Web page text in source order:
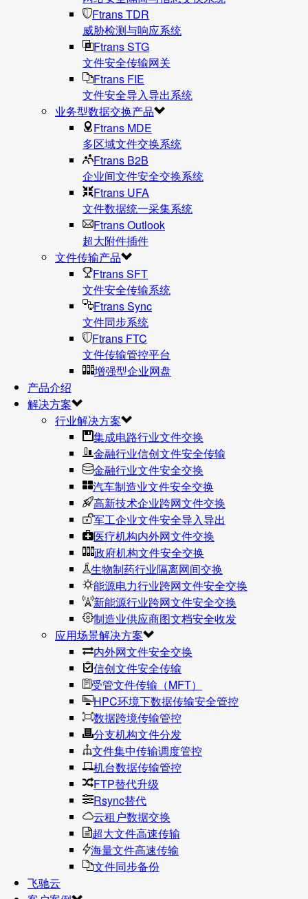
Ftrans TDR
威胁检测与响应系统
Ftrans STG
文件安全传输网关
Ftrans FIE
文件安全导入导出系统
业务型数据交换产品
Ftrans MDE
多区域文件交换系统
Ftrans B2B
企业间文件安全交换系统
Ftrans UFA
文件数据统⼀采集系统
Ftrans Outlook
超大附件插件
文件传输产品
Ftrans SFT
文件安全传输系统
Ftrans Sync
文件同步系统
Ftrans FTC
文件传输管控平台
增强型企业网盘
产品介绍
解决方案
行业解决方案
集成电路行业文件交换
金融行业信创文件安全传输
金融行业文件安全交换
汽车制造业文件安全交换
高新技术企业跨网文件交换
军工企业文件安全导入导出
医疗机构内外网文件交换
政府机构文件安全交换
生物制药行业隔离网间交换
能源电力行业跨网文件安全交换
新能源行业跨网文件安全交换
制造业供应商图文档安全收发
应用场景解决方案
内外网文件安全交换
信创文件安全传输
受管文件传输（MFT）
HPC环境下数据传输安全管控
数据跨境传输管控
分支机构文件分发
文件集中传输调度管控
机台数据传输管控
FTP替代升级
Rsync替代
云租户数据交换
超大文件高速传输
海量文件高速传输
文件同步备份
飞驰云